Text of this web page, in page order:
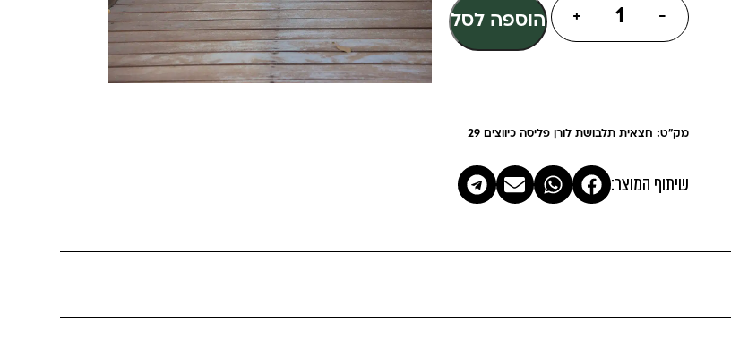
-
+ הוספה לסל
מק"ט: חצאית תלבושת לורן פליסה כיווצים 29
שיתוף המוצר: